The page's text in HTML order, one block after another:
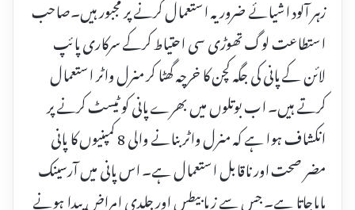
زہر آلود اشیائے ضروریہ استعمال کرنے پر مجبور ہیں۔صاحب
استطاعت لوگ تھوڑی سی احتیاط کرکے سرکاری پائپ
لائن کے پانی کی جگہ کچن کا خرچہ گھٹا کر منرل واٹر استعمال
کرتے ہیں۔ اب بوتلوں میں بھرے پانی کو ٹیسٹ کرنے پر
انکشاف ہوا ہے کہ منرل واٹر بنانے والی 8 کمپنیوں کا پانی
مضر صحت اور ناقابل استعمال ہے۔ اس پانی میں آرسینک
پایاجاتا ہے۔ جس سے زیابیطس اور جلدی امراض پیدا ہونے